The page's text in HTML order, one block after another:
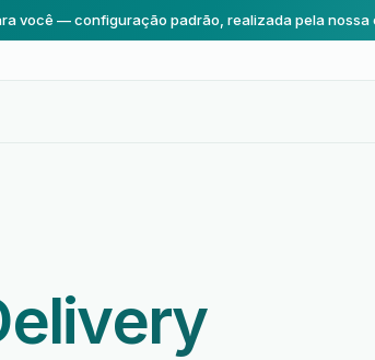
você — configuração padrão, realizada pela nossa